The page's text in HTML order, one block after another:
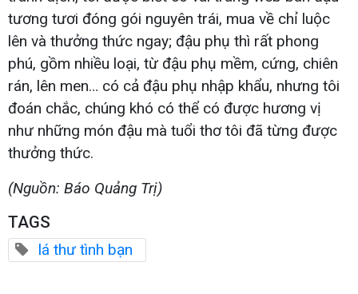
tương tươi đóng gói nguyên trái, mua về chỉ luộc
lên và thưởng thức ngay; đậu phụ thì rất phong
phú, gồm nhiều loại, từ đậu phụ mềm, cứng, chiên
rán, lên men… có cả đậu phụ nhập khẩu, nhưng tôi
đoán chắc, chúng khó có thể có được hương vị
như những món đậu mà tuổi thơ tôi đã từng được
thưởng thức.
(Nguồn: Báo Quảng Trị)
TAGS
lá thư tình bạn